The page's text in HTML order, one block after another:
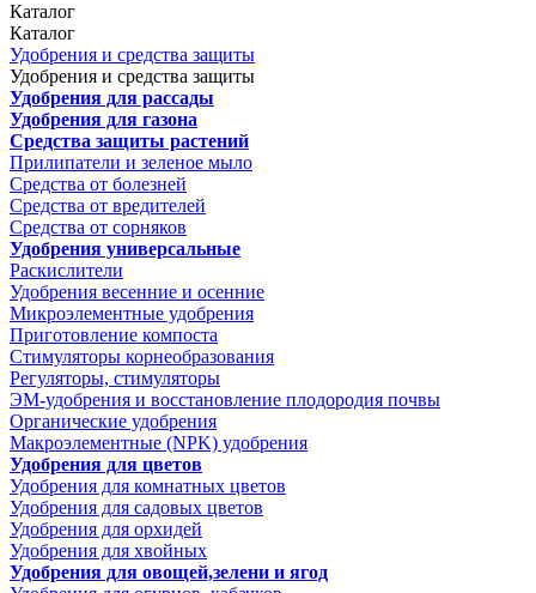
Каталог
Каталог
Удобрения и средства защиты
Удобрения и средства защиты
Удобрения для рассады
Удобрения для газона
Средства защиты растений
Прилипатели и зеленое мыло
Средства от болезней
Средства от вредителей
Средства от сорняков
Удобрения универсальные
Раскислители
Удобрения весенние и осенние
Микроэлементные удобрения
Приготовление компоста
Стимуляторы корнеобразования
Регуляторы, стимуляторы
ЭМ-удобрения и восстановление плодородия почвы
Органические удобрения
Макроэлементные (NPK) удобрения
Удобрения для цветов
Удобрения для комнатных цветов
Удобрения для садовых цветов
Удобрения для орхидей
Удобрения для хвойных
Удобрения для овощей,зелени и ягод